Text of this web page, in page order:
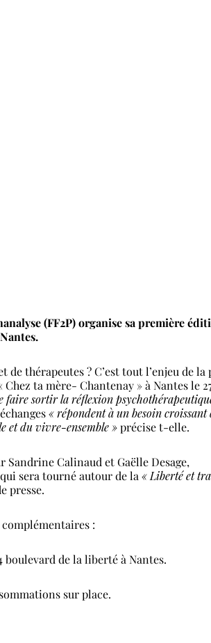
(FF2P) organise sa première
thérapeutes ? C’est tout l’enjeu de la
ta mère- Chantenay » à Nantes le
faire sortir la réflexion
« répondent à un besoin croissant
et du vivre-ensemble »précise t-elle.
Sandrine Calinaud et Gaëlle Desage,
sera tourné autour de la « Liberté et
presse.
:
boulevard de la liberté à Nantes.
sur place.